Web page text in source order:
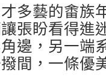
多藝的畬族
張盼看得進
邊，另一端
間，一條優